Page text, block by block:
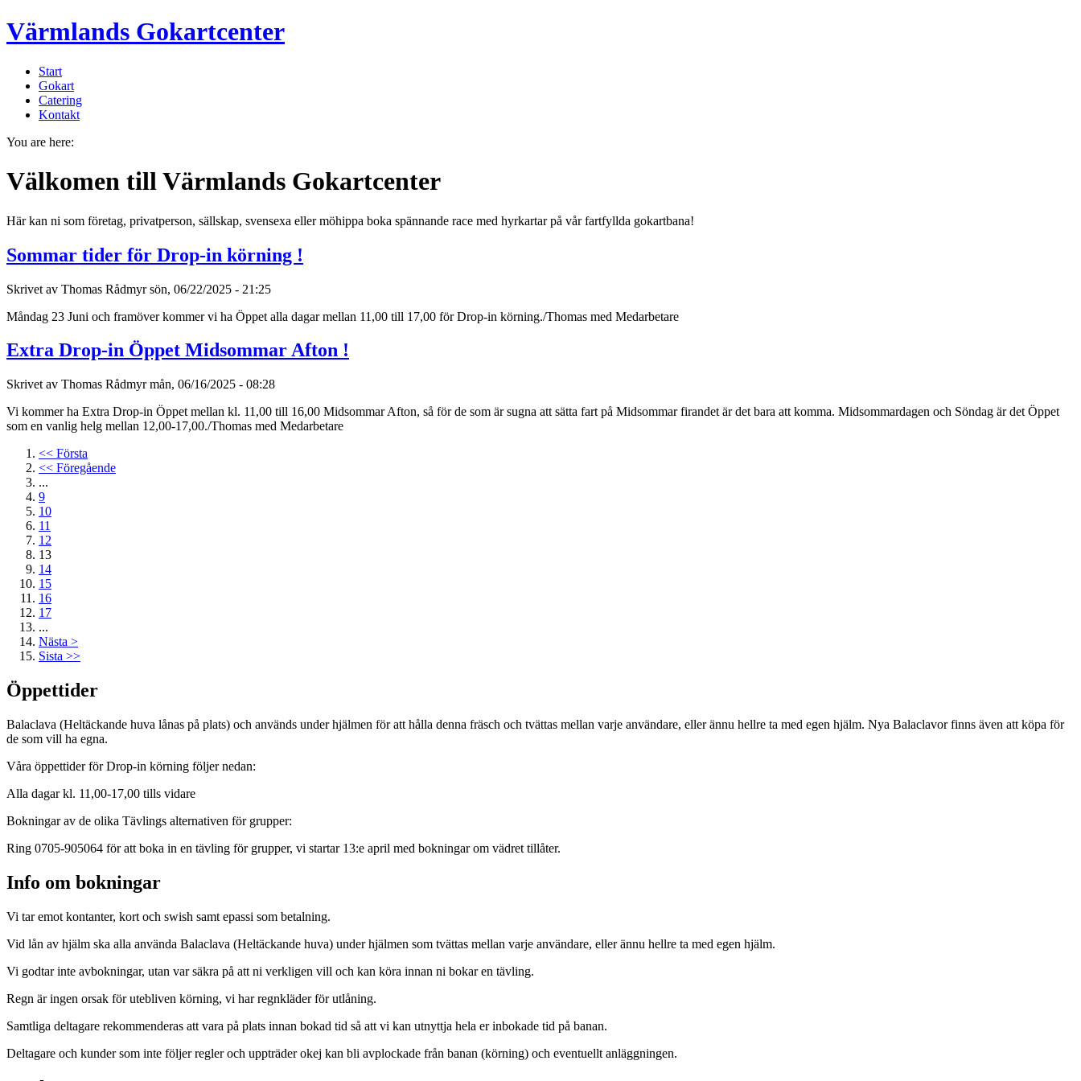
Värmlands Gokartcenter
Start
Gokart
Catering
Kontakt
You are here:
Välkomen till Värmlands Gokartcenter
Här kan ni som företag, privatperson, sällskap, svensexa eller möhippa boka spännande race med hyrkartar på vår fartfyllda gokartbana!
Sommar tider för Drop-in körning !
Skrivet av Thomas Rådmyr sön, 06/22/2025 - 21:25
Måndag 23 Juni och framöver kommer vi ha Öppet alla dagar mellan 11,00 till 17,00 för Drop-in körning./Thomas med Medarbetare
Extra Drop-in Öppet Midsommar Afton !
Skrivet av Thomas Rådmyr mån, 06/16/2025 - 08:28
Vi kommer ha Extra Drop-in Öppet mellan kl. 11,00 till 16,00 Midsommar Afton, så för de som är sugna att sätta fart på Midsommar firandet är det bara att komma. Midsommardagen och Söndag är det Öppet
som en vanlig helg mellan 12,00-17,00./Thomas med Medarbetare
<< Första
<< Föregående
...
9
10
11
12
13
14
15
16
17
...
Nästa >
Sista >>
Öppettider
Balaclava (Heltäckande huva lånas på plats) och används under hjälmen för att hålla denna fräsch och tvättas mellan varje användare, eller ännu hellre ta med egen hjälm. Nya Balaclavor finns även att köpa för
de som vill ha egna.
Våra öppettider för Drop-in körning följer nedan:
Alla dagar kl. 11,00-17,00 tills vidare
Bokningar av de olika Tävlings alternativen för grupper:
Ring 0705-905064 för att boka in en tävling för grupper, vi startar 13:e april med bokningar om vädret tillåter.
Info om bokningar
Vi tar emot kontanter, kort och swish samt epassi som betalning.
Vid lån av hjälm ska alla använda Balaclava (Heltäckande huva) under hjälmen som tvättas mellan varje användare, eller ännu hellre ta med egen hjälm.
Vi godtar inte avbokningar, utan var säkra på att ni verkligen vill och kan köra innan ni bokar en tävling.
Regn är ingen orsak för utebliven körning, vi har regnkläder för utlåning.
Samtliga deltagare rekommenderas att vara på plats innan bokad tid så att vi kan utnyttja hela er inbokade tid på banan.
Deltagare och kunder som inte följer regler och uppträder okej kan bli avplockade från banan (körning) och eventuellt anläggningen.